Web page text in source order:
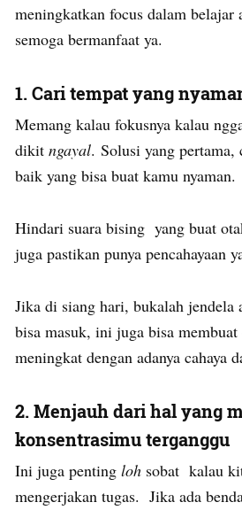
meningkatkan focus dalam belajar
semoga bermanfaat ya.
1. Cari tempat yang
Memang kalau fokusnya kalau
dikit ngayal. Solusi yang pertama,
baik yang bisa buat kamu nyaman.
Hindari suara bising yang buat
juga pastikan punya pencahayaan
Jika di siang hari, bukalah jendela
bisa masuk, ini juga bisa
meningkat dengan adanya cahaya
2. Menjauh dari hal yang
konsentrasimu terganggu
Ini juga penting loh sobat kalau
mengerjakan tugas. Jika ada